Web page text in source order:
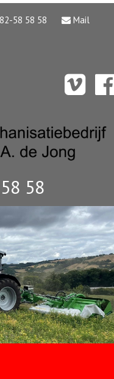
58 58 58
Mail
58